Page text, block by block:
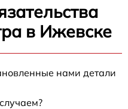
в Ижевске
нами детали